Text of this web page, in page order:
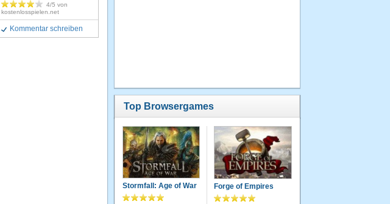
4/5 von
kostenlosspielen.net
Kommentar schreiben
Top Browsergames
Stormfall: Age of War Forge of Empires